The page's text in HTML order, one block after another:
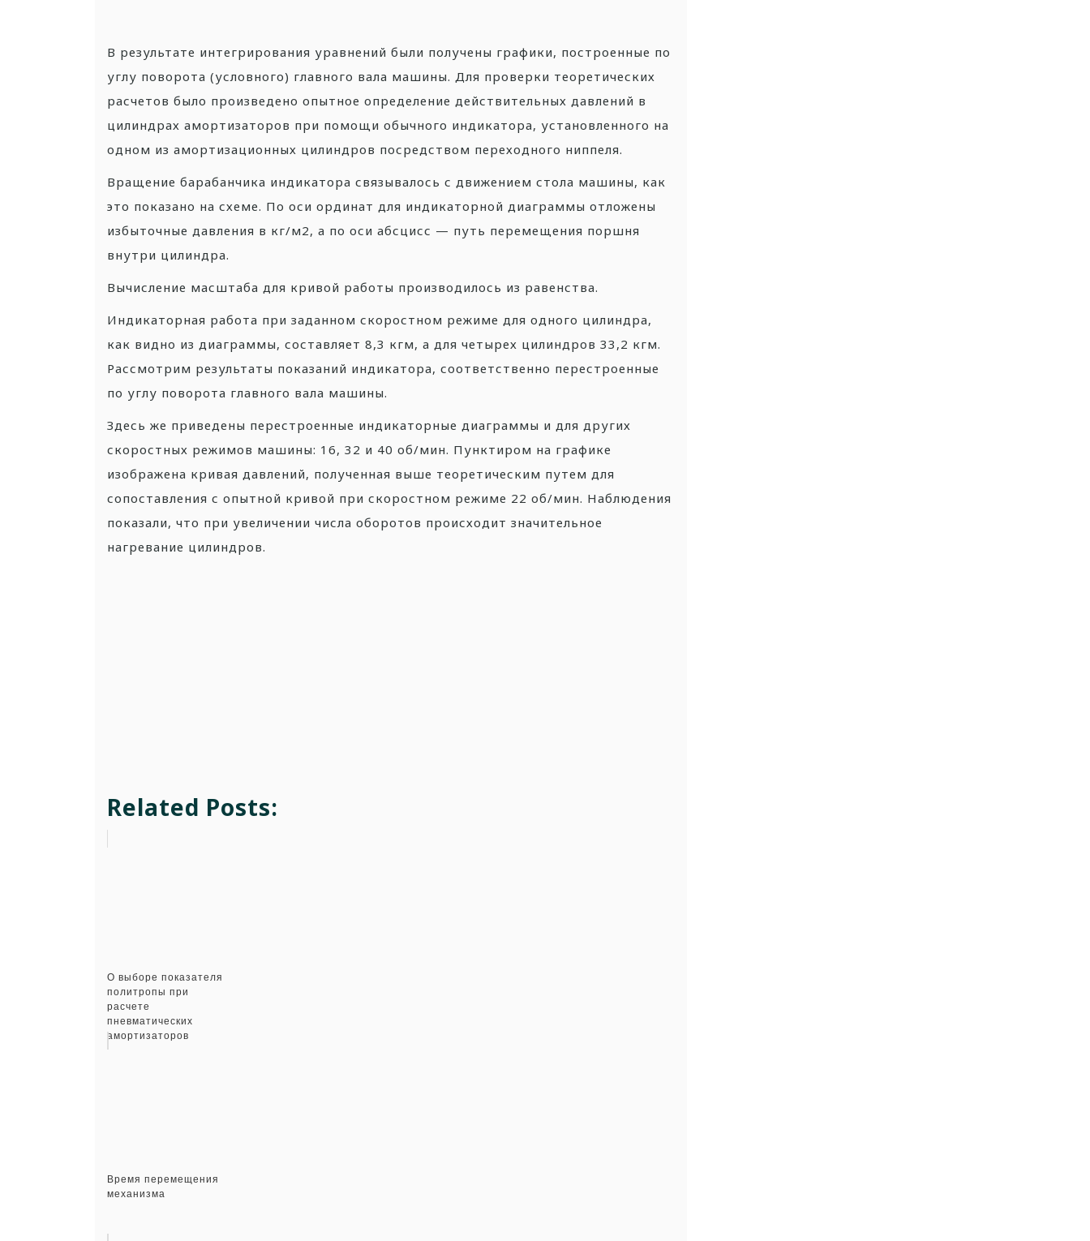
В результате интегрирования уравнений были получены графики, построенные по
углу поворота (условного) главного вала машины. Для проверки теоретических
расчетов было произведено опытное определение действительных давлений в
цилиндрах амортизаторов при помощи обычного индикатора, установленного на
одном из амортизационных цилиндров посредством переходного ниппеля.
Вращение барабанчика индикатора связывалось с движением стола машины, как
это показано на схеме. По оси ординат для индикаторной диаграммы отложены
избыточные давления в кг/м2, а по оси абсцисс — путь перемещения поршня
внутри цилиндра.
Вычисление масштаба для кривой работы производилось из равенства.
Индикаторная работа при заданном скоростном режиме для одного цилиндра,
как видно из диаграммы, составляет 8,3 кгм, а для четырех цилиндров 33,2 кгм.
Рассмотрим результаты показаний индикатора, соответственно перестроенные
по углу поворота главного вала машины.
Здесь же приведены перестроенные индикаторные диаграммы и для других
скоростных режимов машины: 16, 32 и 40 об/мин. Пунктиром на графике
изображена кривая давлений, полученная выше теоретическим путем для
сопоставления с опытной кривой при скоростном режиме 22 об/мин. Наблюдения
показали, что при увеличении числа оборотов происходит значительное
нагревание цилиндров.
Related Posts:
О выборе показателя
политропы при
расчете
пневматических
амортизаторов
Время перемещения
механизма